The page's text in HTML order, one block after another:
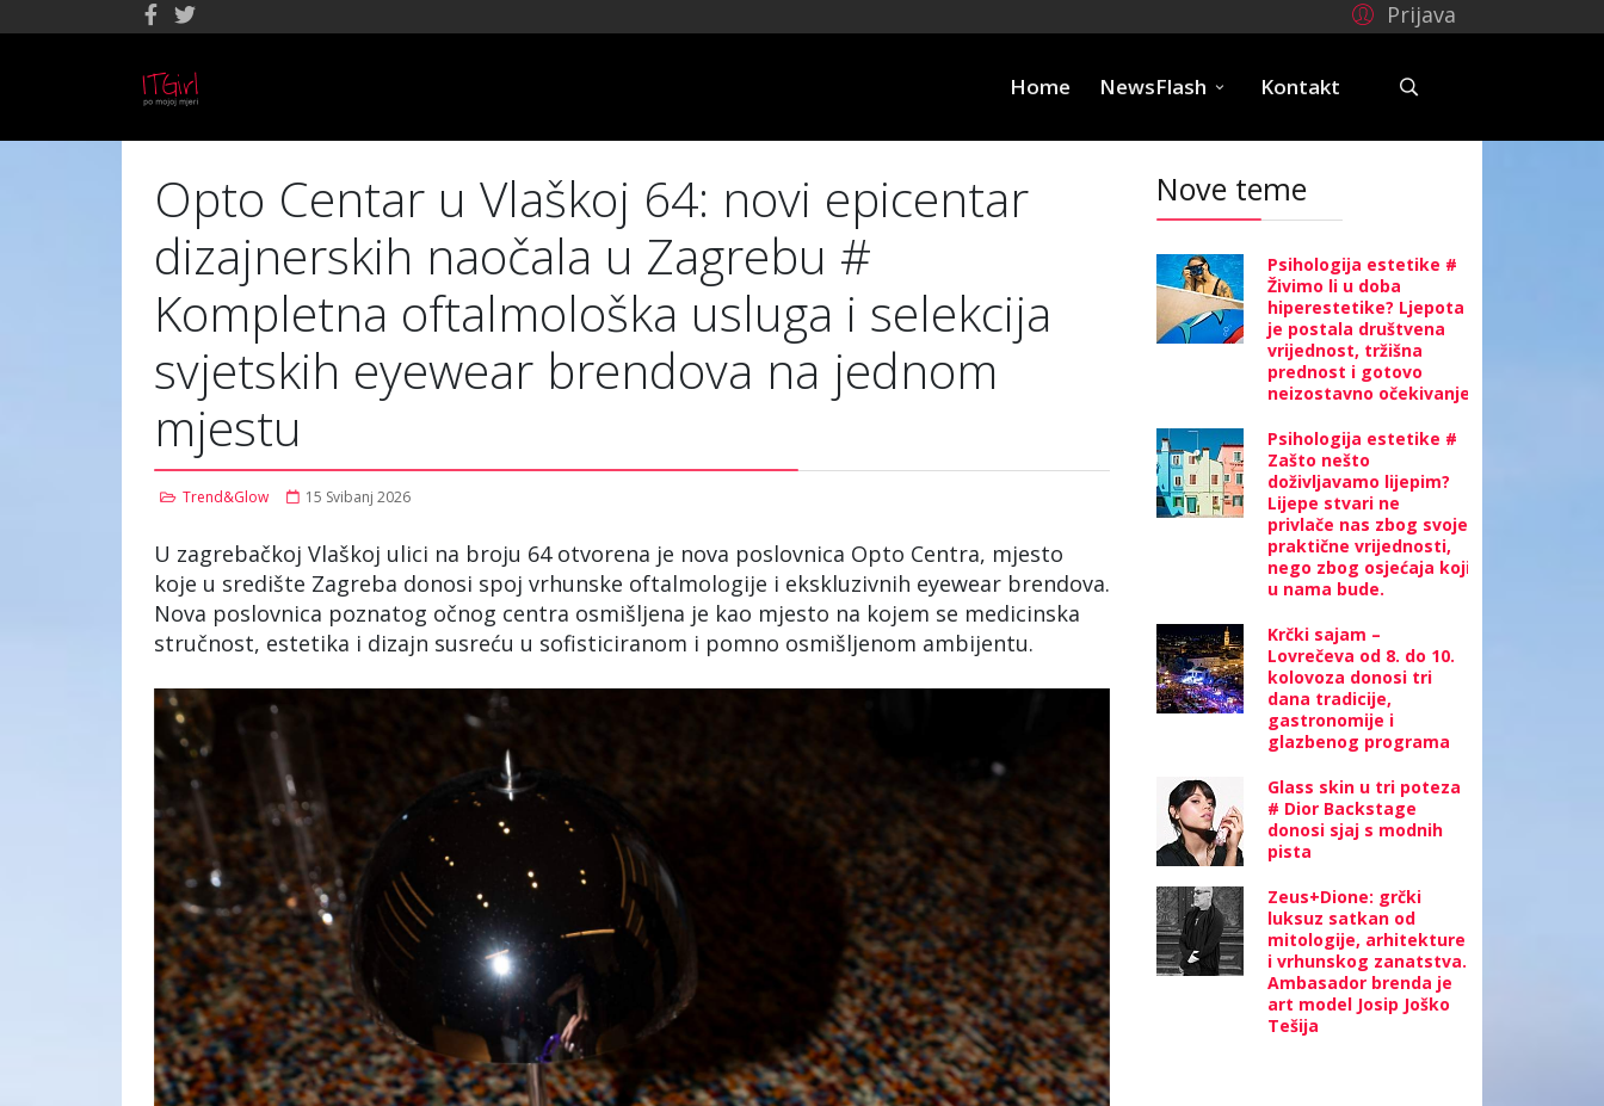
Prijava
Home NewsFlash Kontakt
Opto Centar u Vlaškoj 64: novi epicentar
dizajnerskih naočala u Zagrebu #
Kompletna oftalmološka usluga i selekcija
svjetskih eyewear brendova na jednom
mjestu
Trend&Glow 15 Svibanj 2026
U zagrebačkoj Vlaškoj ulici na broju 64 otvorena je nova poslovnica Opto Centra, mjesto
koje u središte Zagreba donosi spoj vrhunske oftalmologije i ekskluzivnih eyewear brendova.
Nova poslovnica poznatog očnog centra osmišljena je kao mjesto na kojem se medicinska
stručnost, estetika i dizajn susreću u sofisticiranom i pomno osmišljenom ambijentu.
Nove teme
Psihologija estetike #
Živimo li u doba
hiperestetike? Ljepota
je postala društvena
vrijednost, tržišna
prednost i gotovo
neizostavno očekivanje
Psihologija estetike #
Zašto nešto
doživljavamo lijepim?
Lijepe stvari ne
privlače nas zbog svoje
praktične vrijednosti,
nego zbog osjećaja koji
u nama bude.
Krčki sajam –
Lovrečeva od 8. do 10.
kolovoza donosi tri
dana tradicije,
gastronomije i
glazbenog programa
Glass skin u tri poteza
# Dior Backstage
donosi sjaj s modnih
pista
Zeus+Dione: grčki
luksuz satkan od
mitologije, arhitekture
i vrhunskog zanatstva.
Ambasador brenda je
art model Josip Joško
Tešija